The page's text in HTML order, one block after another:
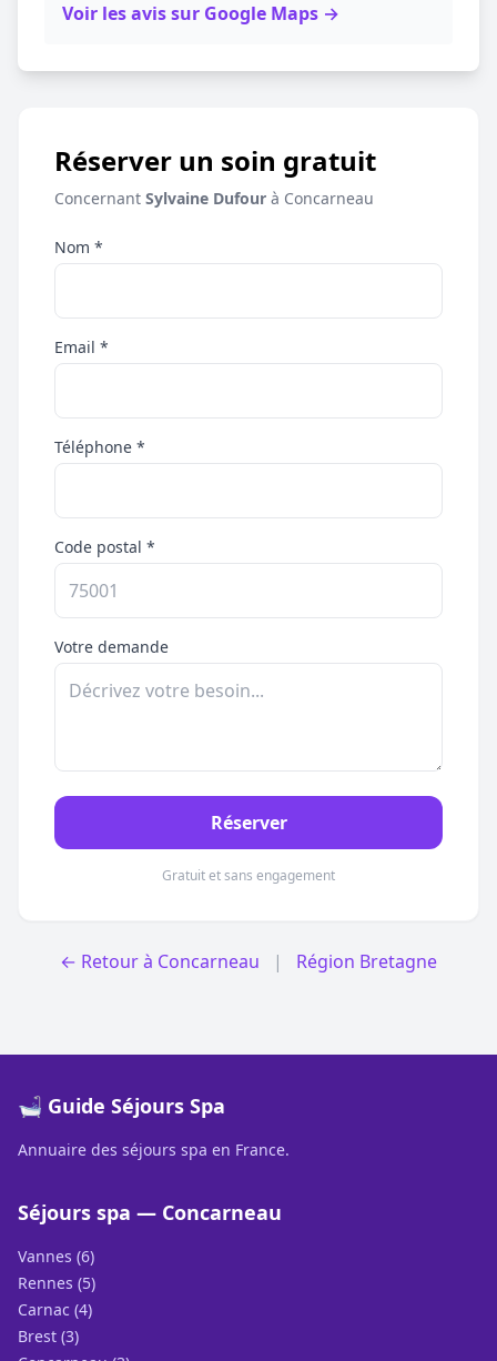
Voir les avis sur Google Maps →
Réserver un soin gratuit
Concernant Sylvaine Dufour à Concarneau
Nom *
Email *
Téléphone *
Code postal *
Votre demande
Réserver
Gratuit et sans engagement
← Retour à Concarneau | Région Bretagne
🛁 Guide Séjours Spa
Annuaire des séjours spa en France.
Séjours spa — Concarneau
Vannes (6)
Rennes (5)
Carnac (4)
Brest (3)